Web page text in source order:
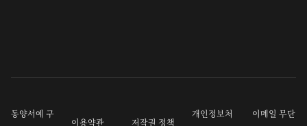
동양서예 구
이용약관 저작권 정책
개인정보처
이메일 무단